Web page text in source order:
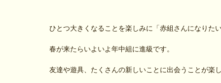
ひとつ大きくなることを楽しみに「赤組さんになりた
春が来たらいよいよ年中組に進級です。
友達や遊具、たくさんの新しいことに出会うことが楽